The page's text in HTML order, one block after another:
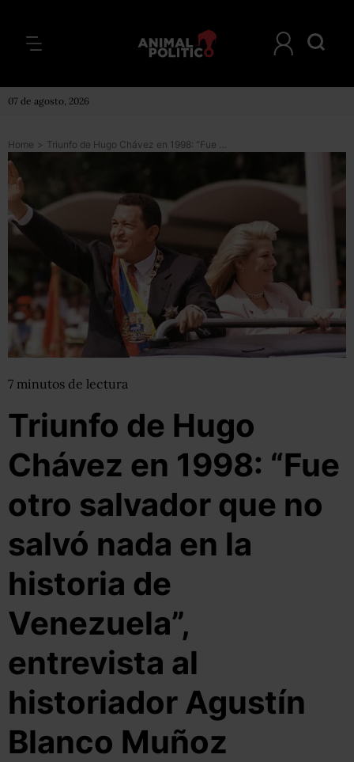
07 de agosto, 2026
Home > Triunfo de Hugo Chávez en 1998: “Fue otro salvador que no salvó nada en la historia de Venezuela”, entrevista al historiador Agustín Blanco Muñoz
7 minutos de lectura
Triunfo de Hugo
Chávez en 1998: “Fue
otro salvador que no
salvó nada en la
historia de
Venezuela”,
entrevista al
historiador Agustín
Blanco Muñoz